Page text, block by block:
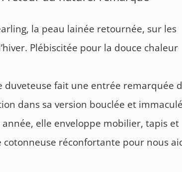
la peau lainée retournée, sur les
Plébiscitée pour la douce chaleur
duveteuse fait une entrée remarquée
dans sa version bouclée et
elle enveloppe mobilier, tapis et
cotonneuse réconfortante pour nous